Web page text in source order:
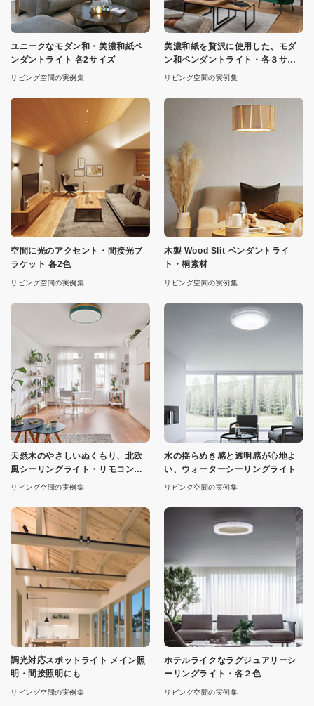
ユニークなモダン和・美濃和紙ペ
ンダントライト 各2サイズ
リビング空間の実例集
美濃和紙を贅沢に使用した、モダ
ン和ペンダントライト・各３サイ
ズ
リビング空間の実例集
空間に光のアクセント・間接光ブ
ラケット 各2色
リビング空間の実例集
木製 Wood Slit ペンダントライ
ト・桐素材
リビング空間の実例集
天然木のやさしいぬくもり、北欧
風シーリングライト・リモコン付
リビング空間の実例集
水の揺らめき感と透明感が心地よ
い、ウォーターシーリングライト
リビング空間の実例集
調光対応スポットライト メイン照
明・間接照明にも
リビング空間の実例集
ホテルライクなラグジュアリーシ
ーリングライト・各２色
リビング空間の実例集